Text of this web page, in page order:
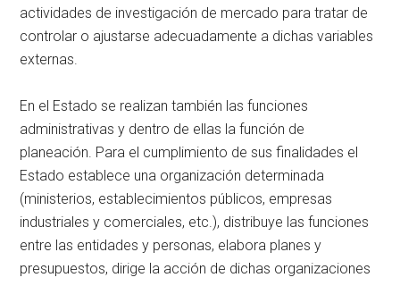
actividades de investigación de mercado para tratar de
controlar o ajustarse adecuadamente a dichas variables
externas.
En el Estado se realizan también las funciones
administrativas y dentro de ellas la función de
planeación. Para el cumplimiento de sus finalidades el
Estado establece una organización determinada
(ministerios, establecimientos públicos, empresas
industriales y comerciales, etc.), distribuye las funciones
entre las entidades y personas, elabora planes y
presupuestos, dirige la acción de dichas organizaciones